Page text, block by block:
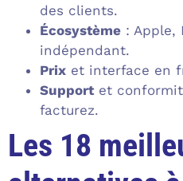
des clients.
Écosystème : Apple,
indépendant.
Prix et interface en
Support et
facturez.
Les 18